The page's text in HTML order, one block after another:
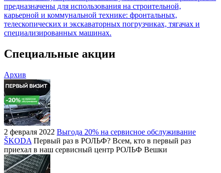
предназначены для использования на строительной,
карьерной и коммунальной технике: фронтальных,
телескопических и экскаваторных погрузчиках, тягачах и
специализированных машинах.
Специальные акции
Архив
2 февраля 2022 Выгода 20% на сервисное обслуживание
ŠKODA Первый раз в РОЛЬФ? Всем, кто в первый раз
приехал в наш сервисный центр РОЛЬФ Вешки